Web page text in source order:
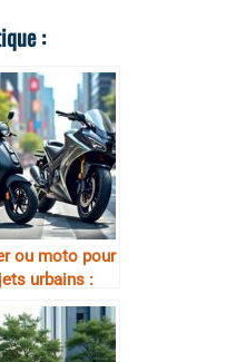
:
ou moto pour
urbains :
comparés